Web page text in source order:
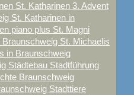
St. Katharinen 3. Advent
St. Katharinen in
piano plus St. Magni
Braunschweig St. Michaelis
in Braunschweig
Städtebau Stadtführung
Braunschweig
Stadttiere